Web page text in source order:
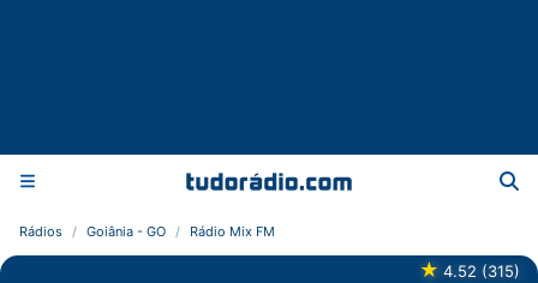
Rádios Goiânia - GO Rádio Mix FM
★ 4.52 (315)